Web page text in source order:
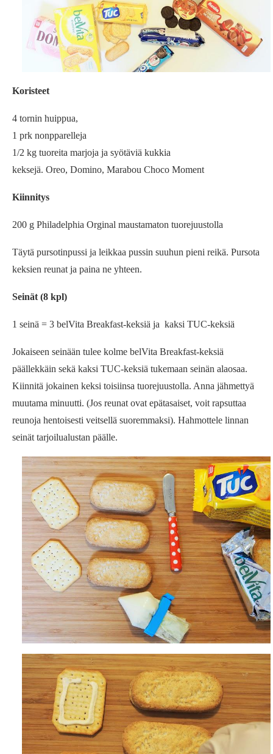
Koristeet
4 tornin huippua,
1 prk nonpparelleja
1/2 kg tuoreita marjoja ja syötäviä kukkia
keksejä. Oreo, Domino, Marabou Choco Moment
Kiinnitys
200 g Philadelphia Orginal maustamaton tuorejuustolla
Täytä pursotinpussi ja leikkaa pussin suuhun pieni reikä. Pursota
keksien reunat ja paina ne yhteen.
Seinät (8 kpl)
1 seinä = 3 belVita Breakfast-keksiä ja kaksi TUC-keksiä
Jokaiseen seinään tulee kolme belVita Breakfast-keksiä
päällekkäin sekä kaksi TUC-keksiä tukemaan seinän alaosaa.
Kiinnitä jokainen keksi toisiinsa tuorejuustolla. Anna jähmettyä
muutama minuutti. (Jos reunat ovat epätasaiset, voit rapsuttaa
reunoja hentoisesti veitsellä suoremmaksi). Hahmottele linnan
seinät tarjoilualustan päälle.